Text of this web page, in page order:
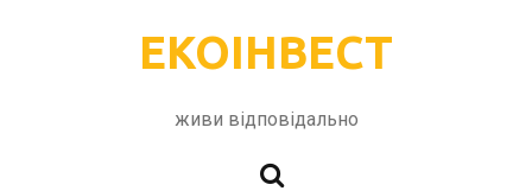
ЕКОІНВЕСТ
живи відповідально